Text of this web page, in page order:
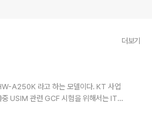
더보기
A250K 라고 하는 모델이다. KT 사업
중 USIM 관련 GCF 시험을 위해서는 IT3
빌려쓰는 수 밖에 없다. 그동안 그곳의 장